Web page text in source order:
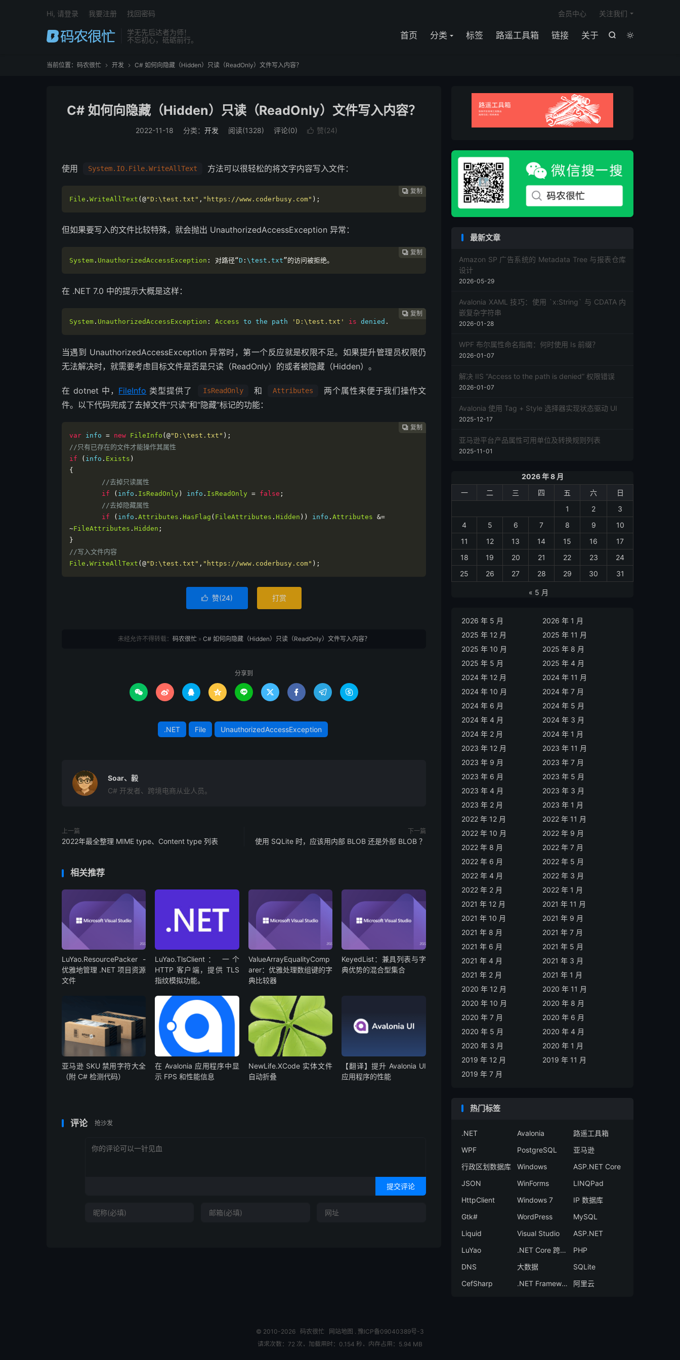
学无先后达者为师！
不忘初心，砥砺前行。


首页 分类 标签 路遥工具箱 链接 关于
会员中心 关注我们
Hi, 请登录 我要注册 找回密码
当前位置： 码农很忙  开发  C# 如何向隐藏（Hidden）只读（ReadOnly）文件写入内容？
C# 如何向隐藏（Hidden）只读（ReadOnly）文件写入内容？
2022-11-18 分类： 开发 阅读(1328) 评论(0)  赞(24)
使用 System.IO.File.WriteAllText 方法可以很轻松的将文字内容写入文件：
 复制
 复制
 复制
 复制
 复制
 复制
File . WriteAllText (@"D:\test.txt" , "https://www.coderbusy.com" );
但如果要写入的文件比较特殊，就会抛出 UnauthorizedAccessException 异常：
 复制
 复制
 复制
 复制
 复制
System . UnauthorizedAccessException : 对路径“D : \test . txt”的访问被拒绝。
在 .NET 7.0 中的提示大概是这样：
 复制
 复制
 复制
 复制
System . UnauthorizedAccessException : Access to the path 'D:\test.txt' is denied .
当遇到 UnauthorizedAccessException 异常时，第一个反应就是权限不足。如果提升管理员权限仍
无法解决时，就需要考虑目标文件是否是只读（ReadOnly）的或者被隐藏（Hidden）。
在 dotnet 中， FileInfo 类型提供了 IsReadOnly 和 Attributes
两个属性来便于我们操作文
件。以下代码完成了去掉文件“只读”和“隐藏”标记的功能：
 复制
 复制
 复制
var info = new FileInfo (@"D:\test.txt" );
//只有已存在的文件才能操作其属性
if
( info . Exists )
{
//去掉只读属性
if
( info . IsReadOnly ) info . IsReadOnly = false ;
//去掉隐藏属性
if
( info . Attributes . HasFlag ( FileAttributes . Hidden )) info . Attributes &=
~FileAttributes . Hidden ;
}
//写入文件内容
File . WriteAllText (@"D:\test.txt" , "https://www.coderbusy.com" );
 赞(24) 打赏
未经允许不得转载： 码农很忙» C# 如何向隐藏（Hidden）只读（ReadOnly）文件写入内容？
分享到
        
.NET File UnauthorizedAccessException
Soar、毅
C# 开发者、跨境电商从业人员。
上一篇
2022年最全整理 MIME type、Content type 列表
下一篇
使用 SQLite 时，应该用内部 BLOB 还是外部 BLOB ？
相关推荐
LuYao.ResourcePacker -
优雅地管理 .NET 项目资源
文件
LuYao.TlsClient： 一个
HTTP 客户端，提供 TLS
指纹模拟功能。
ValueArrayEqualityComp
arer：优雅处理数组键的字
典比较器
KeyedList：兼具列表与字
典优势的混合型集合
亚马逊 SKU 禁用字符大全
（附 C# 检测代码）
在 Avalonia 应用程序中显
示 FPS 和性能信息
NewLife.XCode 实体文件
自动折叠
【翻译】提升 Avalonia UI
应用程序的性能
评论 抢沙发
提交评论
最新文章
Amazon SP 广告系统的 Metadata Tree 与报表仓库
设计
2026-05-29
Avalonia XAML 技巧：使用 `x:String` 与 CDATA 内
嵌复杂字符串
2026-01-28
WPF 布尔属性命名指南：何时使用 Is 前缀？
2026-01-07
解决 IIS “Access to the path is denied” 权限错误
2026-01-07
Avalonia 使用 Tag + Style 选择器实现状态驱动 UI
2025-12-17
亚马逊平台产品属性可用单位及转换规则列表
2025-11-01
2026 年 8 月
一
二 三 四 五 六
日
1
2
3
4
5 6 7 8 9
10
11
12 13 14 15 16
17
18
19 20 21 22 23
24
25
26 27 28 29 30 31
« 5 月
2026 年 5 月
2026 年 1 月
2025 年 12 月
2025 年 11 月
2025 年 10 月
2025 年 8 月
2025 年 5 月
2025 年 4 月
2024 年 12 月
2024 年 11 月
2024 年 10 月
2024 年 7 月
2024 年 6 月
2024 年 5 月
2024 年 4 月
2024 年 3 月
2024 年 2 月
2024 年 1 月
2023 年 12 月
2023 年 11 月
2023 年 9 月
2023 年 7 月
2023 年 6 月
2023 年 5 月
2023 年 4 月
2023 年 3 月
2023 年 2 月
2023 年 1 月
2022 年 12 月
2022 年 11 月
2022 年 10 月
2022 年 9 月
2022 年 8 月
2022 年 7 月
2022 年 6 月
2022 年 5 月
2022 年 4 月
2022 年 3 月
2022 年 2 月
2022 年 1 月
2021 年 12 月
2021 年 11 月
2021 年 10 月
2021 年 9 月
2021 年 8 月
2021 年 7 月
2021 年 6 月
2021 年 5 月
2021 年 4 月
2021 年 3 月
2021 年 2 月
2021 年 1 月
2020 年 12 月
2020 年 11 月
2020 年 10 月
2020 年 8 月
2020 年 7 月
2020 年 6 月
2020 年 5 月
2020 年 4 月
2020 年 3 月
2020 年 1 月
2019 年 12 月
2019 年 11 月
2019 年 7 月
热门标签
.NET Avalonia
路遥工具箱
WPF
PostgreSQL
亚马逊
行政区划数据库
Windows
ASP.NET Core
JSON
WinForms
LINQPad
HttpClient
Windows 7
IP 数据库
Gtk#
WordPress
MySQL
Liquid
Visual Studio
ASP.NET
LuYao
.NET Core 跨平台 GUI 开发
PHP
DNS
大数据
SQLite
CefSharp
.NET Framework 阿里云
© 2010-2026 码农很忙 网站地图 . 豫ICP备09040389号-3
请求次数：72 次，加载用时：0.154 秒，内存占用：5.94 MB